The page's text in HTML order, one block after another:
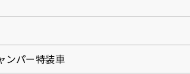
ンパー特装車